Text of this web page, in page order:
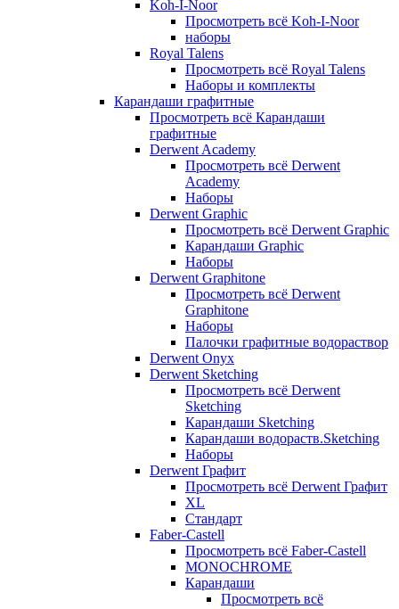
Koh-I-Noor
Просмотреть всё Koh-I-Noor
наборы
Royal Talens
Просмотреть всё Royal Talens
Наборы и комплекты
Карандаши графитные
Просмотреть всё Карандаши
графитные
Derwent Academy
Просмотреть всё Derwent
Academy
Наборы
Derwent Graphic
Просмотреть всё Derwent Graphic
Карандаши Graphic
Наборы
Derwent Graphitone
Просмотреть всё Derwent
Graphitone
Наборы
Палочки графитные водораствор
Derwent Onyx
Derwent Sketching
Просмотреть всё Derwent
Sketching
Карандаши Sketching
Карандаши водораств.Sketching
Наборы
Derwent Графит
Просмотреть всё Derwent Графит
XL
Стандарт
Faber-Castell
Просмотреть всё Faber-Castell
MONOCHROME
Карандаши
Просмотреть всё